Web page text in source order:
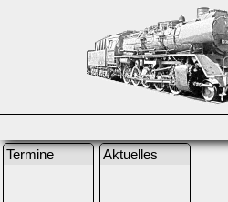
Termine Aktuelles